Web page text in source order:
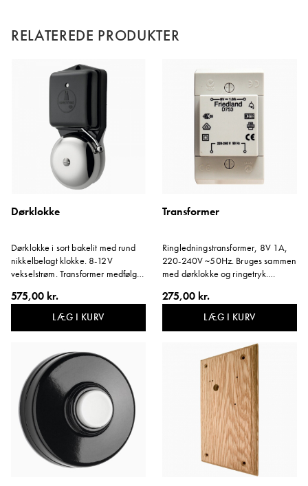
RELATEREDE PRODUKTER
Dørklokke
Dørklokke i sort bakelit med rund
nikkelbelagt klokke. 8-12V
vekselstrøm. Transformer medfølger
575,00 kr.
LÆG I KURV
Transformer
Ringledningstransformer, 8V 1A,
220-240V ~50Hz. Bruges sammen
med dørklokke og ringetryk.
tykkelse 37 mm.
275,00 kr.
LÆG I KURV